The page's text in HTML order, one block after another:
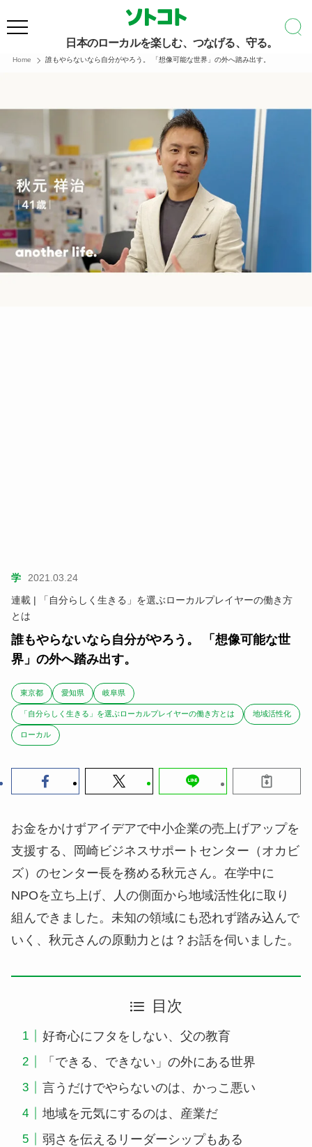
日本のローカルを楽しむ、つなげる、守る。
Home 誰もやらないなら自分がやろう。 「想像可能な世界」の外へ踏み出す。
学
2021.03.24
連載 | 「自分らしく生きる」を選ぶローカルプレイヤーの働き方
とは
誰もやらないなら自分がやろう。 「想像可能な世
界」の外へ踏み出す。
東京都 愛知県 岐阜県
「自分らしく生きる」を選ぶローカルプレイヤーの働き方とは 地域活性化
ローカル
お金をかけずアイデアで中小企業の売上げアップを
支援する、岡崎ビジネスサポートセンター（オカビ
ズ）のセンター長を務める秋元さん。在学中に
NPOを立ち上げ、人の側面から地域活性化に取り
組んできました。未知の領域にも恐れず踏み込んで
いく、秋元さんの原動力とは？お話を伺いました。
目次
好奇心にフタをしない、父の教育
「できる、できない」の外にある世界
言うだけでやらないのは、かっこ悪い
地域を元気にするのは、産業だ
弱さを伝えるリーダーシップもある